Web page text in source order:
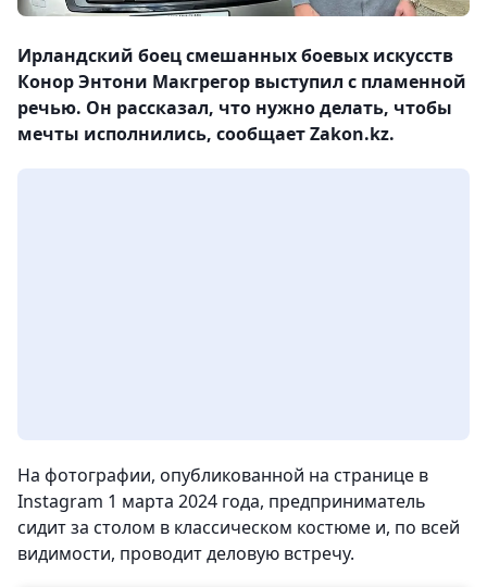
Ирландский боец смешанных боевых искусств
Конор Энтони Макгрегор выступил с пламенной
речью. Он рассказал, что нужно делать, чтобы
мечты исполнились, сообщает Zakon.kz.
На фотографии, опубликованной на странице в
Instagram 1 марта 2024 года, предприниматель
сидит за столом в классическом костюме и, по всей
видимости, проводит деловую встречу.